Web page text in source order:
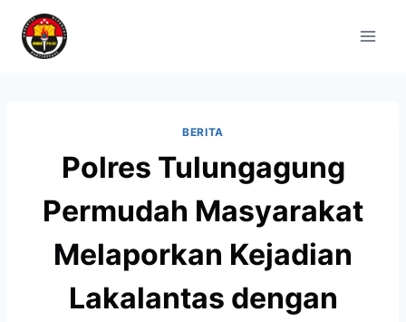
BERITA
Polres Tulungagung
Permudah Masyarakat
Melaporkan Kejadian
Lakalantas dengan